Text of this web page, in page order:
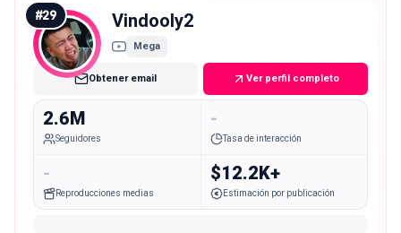
#29 Vindooly2
Mega
Obtener email Ver perfil completo
2.6M
Seguidores
-
Tasa de interacción
-
Reproducciones medias
$12.2K+
Estimación por publicación